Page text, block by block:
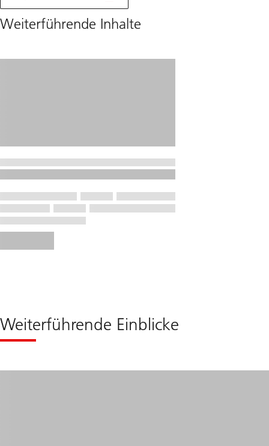
Jochen
Mende
Weiterführende Inhalte
Weiterführende Einblicke